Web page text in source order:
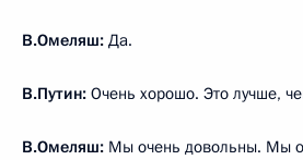
В.Омеляш: Да.
В.Путин: Очень хорошо. Это лучше,
В.Омеляш: Мы очень довольны. Мы